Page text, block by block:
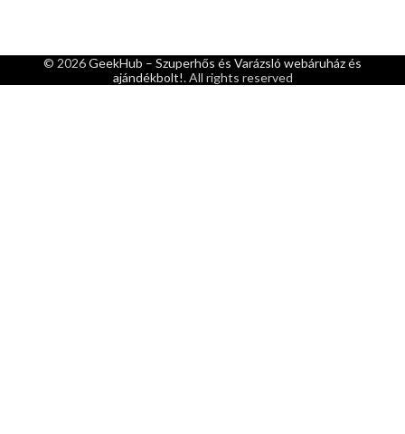
© 2026GeekHub – Szuperhős és Varázsló webáruház és
ajándékbolt!. All rights reserved